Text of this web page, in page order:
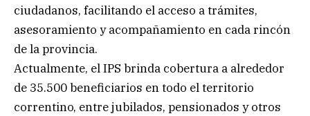
ciudadanos, facilitando el acceso a trámites,
asesoramiento y acompañamiento en cada rincón
de la provincia.
Actualmente, el IPS brinda cobertura a alrededor
de 35.500 beneficiarios en todo el territorio
correntino, entre jubilados, pensionados y otros